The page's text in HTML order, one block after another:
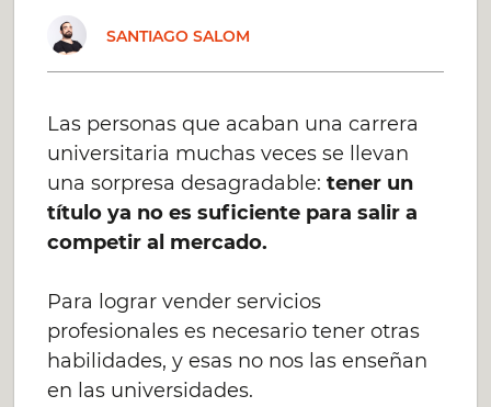
SANTIAGO SALOM
Las personas que acaban una carrera
universitaria muchas veces se llevan
una sorpresa desagradable:tener un
título ya no es suficiente para salir a
competir al mercado.
Para lograr vender servicios
profesionales es necesario tener otras
habilidades, y esas no nos las enseñan
en las universidades.